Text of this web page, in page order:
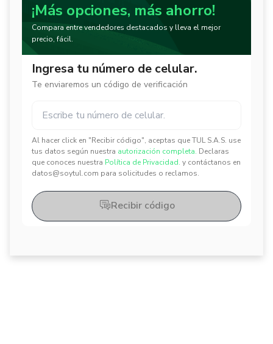
¡Más opciones, más ahorro!
Compara entre vendedores destacados y lleva el mejor
precio, fácil.
Ingresa tu número de celular.
Te enviaremos un código de verificación
Al hacer click en "Recibir código", aceptas que TUL S.A.S. use
tus datos según nuestra autorización completa. Declaras
que conoces nuestra Política de Privacidad. y contáctanos en
datos@soytul.com para solicitudes o reclamos.
✕
✕
Recibir código